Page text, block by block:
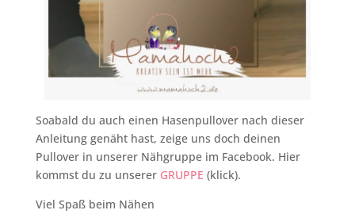
Soabald du auch einen Hasenpullover nach dieser
Anleitung genäht hast, zeige uns doch deinen
Pullover in unserer Nähgruppe im Facebook. Hier
kommst du zu unserer GRUPPE (klick).
Viel Spaß beim Nähen